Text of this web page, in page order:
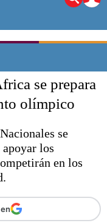
Olímpico
se prepara
olímpico
se
los
en los